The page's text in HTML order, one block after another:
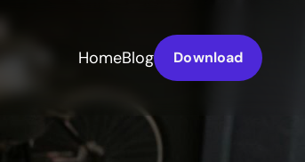
HomeBlog Download